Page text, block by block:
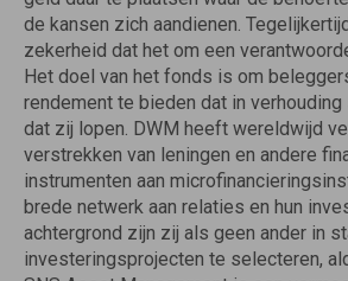
de kansen zich aandienen.
zekerheid dat het om een
Het doel van het fonds is om
rendement te bieden dat in
dat zij lopen. DWM heeft wereldwijd
verstrekken van leningen en andere
instrumenten aan
brede netwerk aan relaties en hun
achtergrond zijn zij als geen ander in
investeringsprojecten te selecteren,